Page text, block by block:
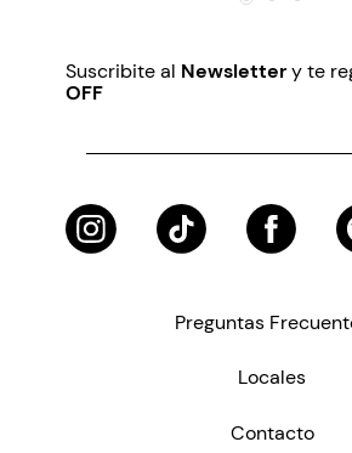
Suscribite al Newslettery te
OFF
Preguntas
Locales
Contacto